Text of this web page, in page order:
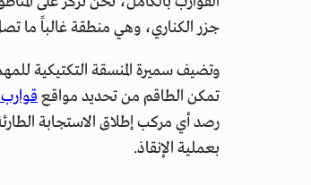
جزر الكناري، وهي منطقة غالباً ما
وتضيف سميرة المنسقة التكتيكية
تمكن الطاقم من تحديد مواقعقوارب
رصد أي مركب إطلاق الاستجابة
بعملية الإنقاذ.